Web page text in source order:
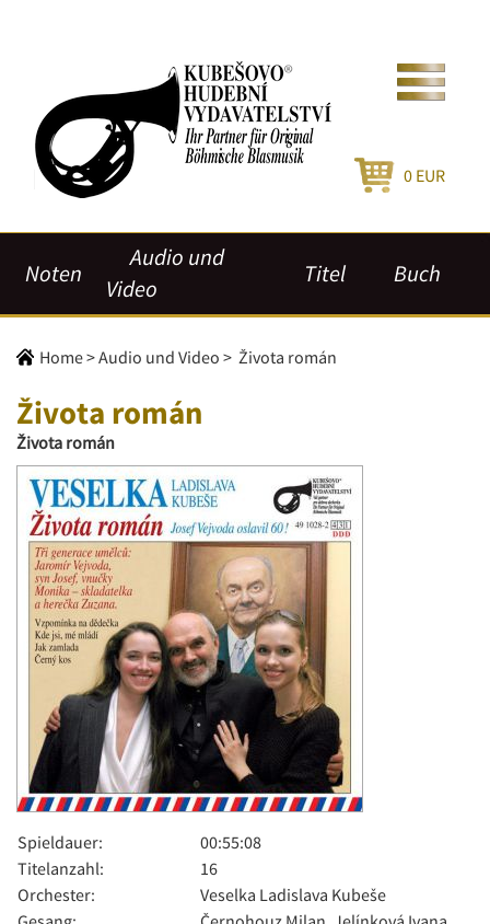
0 EUR
Noten
Audio und
Video
Titel Buch
Home>Audio und Video > Života román
Života román
Života román
Spieldauer:
00:55:08
Titelanzahl:
16
Orchester:
Veselka Ladislava Kubeše